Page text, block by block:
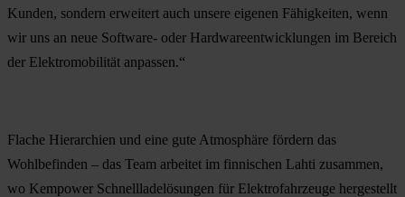
Kunden, sondern erweitert auch unsere eigenen Fähigkeiten, wenn
wir uns an neue Software- oder Hardwareentwicklungen im Bereich
der Elektromobilität anpassen.“
Flache Hierarchien und eine gute Atmosphäre fördern das
Wohlbefinden – das Team arbeitet im finnischen Lahti zusammen,
wo Kempower Schnellladelösungen für Elektrofahrzeuge hergestellt